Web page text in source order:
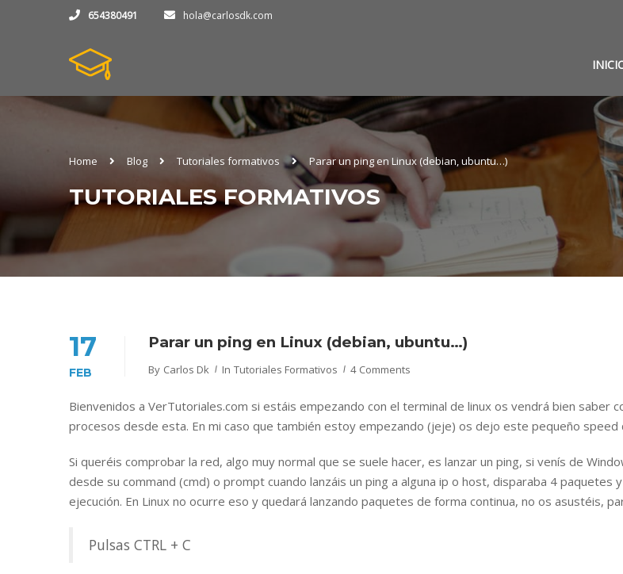
654380491 hola@carlosdk.com
Home Blog Tutoriales formativos Parar un ping en Linux (debian, ubuntu…)
TUTORIALES FORMATIVOS
17
FEB
Parar un ping en Linux (debian, ubuntu…)
By Carlos Dk In Tutoriales Formativos 4 Comments
Bienvenidos a VerTutoriales.com si estáis empezando con el terminal de linux os vendrá bien saber
procesos desde esta. En mi caso que también estoy empezando (jeje) os dejo este pequeño speed
Si queréis comprobar la red, algo muy normal que se suele hacer, es lanzar un ping, si venís de
desde su command (cmd) o prompt cuando lanzáis un ping a alguna ip o host, disparaba 4 paquetes
ejecución. En Linux no ocurre eso y quedará lanzando paquetes de forma continua, no os asustéis,
Pulsas CTRL + C